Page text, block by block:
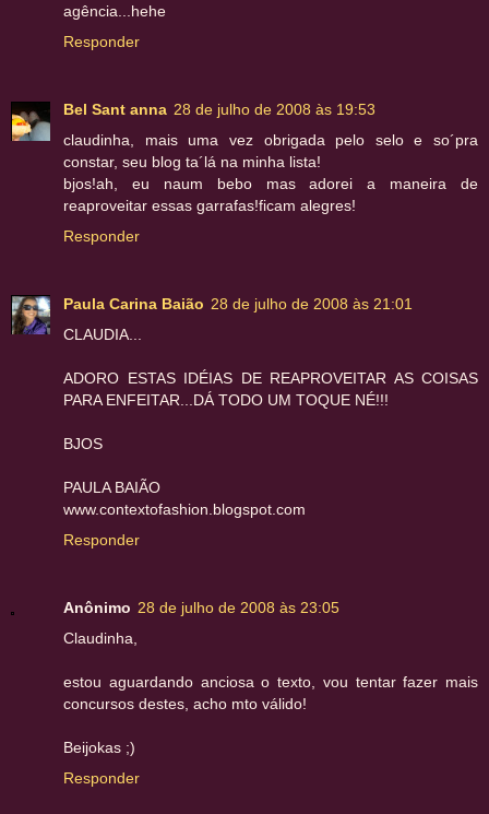
agência...hehe
Responder
Bel Sant anna 28 de julho de 2008 às 19:53
claudinha, mais uma vez obrigada pelo selo e so´pra
constar, seu blog ta´lá na minha lista!
bjos!ah, eu naum bebo mas adorei a maneira de
reaproveitar essas garrafas!ficam alegres!
Responder
Paula Carina Baião 28 de julho de 2008 às 21:01
CLAUDIA...
ADORO ESTAS IDÉIAS DE REAPROVEITAR AS COISAS
PARA ENFEITAR...DÁ TODO UM TOQUE NÉ!!!
BJOS
PAULA BAIÃO
www.contextofashion.blogspot.com
Responder
Anônimo 28 de julho de 2008 às 23:05
Claudinha,
estou aguardando anciosa o texto, vou tentar fazer mais
concursos destes, acho mto válido!
Beijokas ;)
Responder